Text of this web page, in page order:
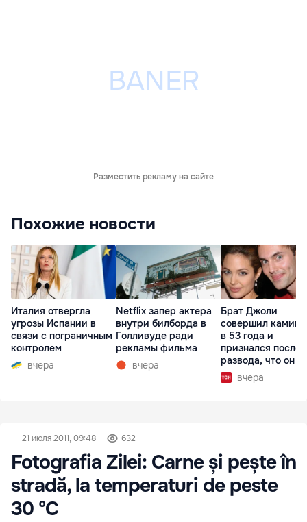
Разместить рекламу на сайте
Похожие новости
Италия отвергла
угрозы Испании в
связи с пограничным
контролем
вчера
Netflix запер актера
внутри билборда в
Голливуде ради
рекламы фильма
вчера
Брат Джоли
совершил
в 53 года и
признался после
развода, что он
вчера
21 июля 2011, 09:48 632
Fotografia Zilei: Carne și pește în
stradă, la temperaturi de peste
30 °C